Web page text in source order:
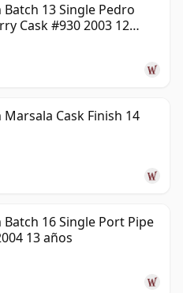
13 Single Pedro
Cask #930 2003 12
Cask Finish 14
16 Single Port Pipe
13 años